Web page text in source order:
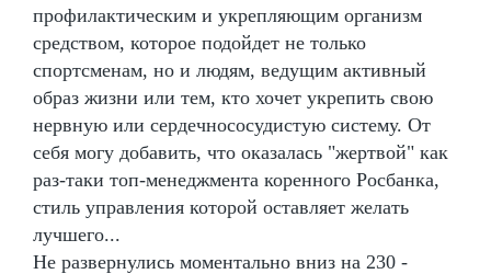
профилактическим и укрепляющим организм
средством, которое подойдет не только
спортсменам, но и людям, ведущим активный
образ жизни или тем, кто хочет укрепить свою
нервную или сердечнососудистую систему. От
себя могу добавить, что оказалась "жертвой" как
раз-таки топ-менеджмента коренного Росбанка,
стиль управления которой оставляет желать
лучшего...
Не развернулись моментально вниз на 230 -